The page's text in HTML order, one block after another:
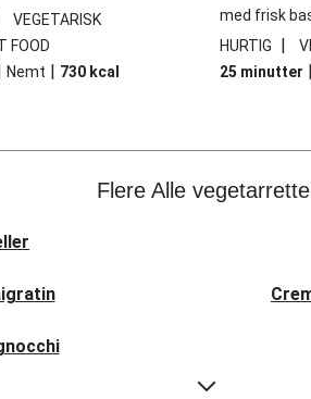
VEGETARISK
FOOD
Nemt | 730 kcal
med frisk
HURTIG
|
25 minutter |
Flere Alle